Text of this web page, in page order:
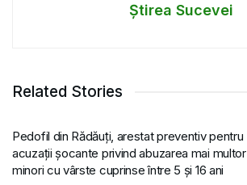
Știrea Sucevei
Related Stories
Pedofil din Rădăuți, arestat preventiv pentru
acuzații șocante privind abuzarea mai multor
minori cu vârste cuprinse între 5 și 16 ani